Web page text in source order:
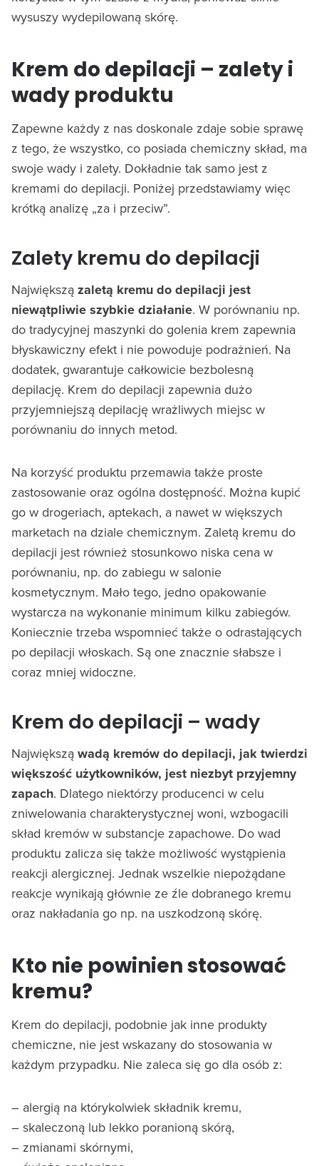
wysuszy wydepilowaną skórę.
Krem do depilacji – zalety i
wady produktu
Zapewne każdy z nas doskonale zdaje sobie sprawę
z tego, że wszystko, co posiada chemiczny skład, ma
swoje wady i zalety. Dokładnie tak samo jest z
kremami do depilacji. Poniżej przedstawiamy więc
krótką analizę „za i przeciw”.
Zalety kremu do depilacji
Największą zaletą kremu do depilacji jest
niewątpliwie szybkie działanie. W porównaniu np.
do tradycyjnej maszynki do golenia krem zapewnia
błyskawiczny efekt i nie powoduje podrażnień. Na
dodatek, gwarantuje całkowicie bezbolesną
depilację. Krem do depilacji zapewnia dużo
przyjemniejszą depilację wrażliwych miejsc w
porównaniu do innych metod.
Na korzyść produktu przemawia także proste
zastosowanie oraz ogólna dostępność. Można kupić
go w drogeriach, aptekach, a nawet w większych
marketach na dziale chemicznym. Zaletą kremu do
depilacji jest również stosunkowo niska cena w
porównaniu, np. do zabiegu w salonie
kosmetycznym. Mało tego, jedno opakowanie
wystarcza na wykonanie minimum kilku zabiegów.
Koniecznie trzeba wspomnieć także o odrastających
po depilacji włoskach. Są one znacznie słabsze i
coraz mniej widoczne.
Krem do depilacji – wady
Największą wadą kremów do depilacji, jak twierdzi
większość użytkowników, jest niezbyt przyjemny
zapach. Dlatego niektórzy producenci w celu
zniwelowania charakterystycznej woni, wzbogacili
skład kremów w substancje zapachowe. Do wad
produktu zalicza się także możliwość wystąpienia
reakcji alergicznej. Jednak wszelkie niepożądane
reakcje wynikają głównie ze źle dobranego kremu
oraz nakładania go np. na uszkodzoną skórę.
Kto nie powinien stosować
kremu?
Krem do depilacji, podobnie jak inne produkty
chemiczne, nie jest wskazany do stosowania w
każdym przypadku. Nie zaleca się go dla osób z:
– alergią na którykolwiek składnik kremu,
– skaleczoną lub lekko poranioną skórą,
– zmianami skórnymi,